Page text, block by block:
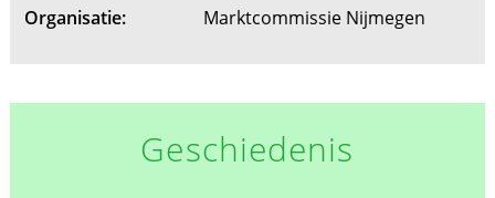
Organisatie:
Marktcommissie Nijmegen
Geschiedenis